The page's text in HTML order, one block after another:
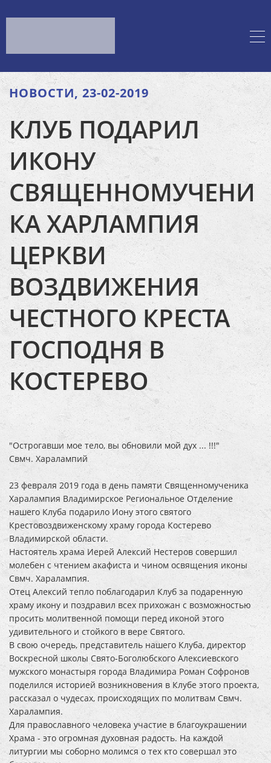
НОВОСТИ, 23-02-2019
КЛУБ ПОДАРИЛ
ИКОНУ
СВЯЩЕННОМУЧЕНИ
КА ХАРЛАМПИЯ
ЦЕРКВИ
ВОЗДВИЖЕНИЯ
ЧЕСТНОГО КРЕСТА
ГОСПОДНЯ В
КОСТЕРЕВО
"Острогавши мое тело, вы обновили мой дух ... !!!"
Свмч. Харалампий
23 февраля 2019 года в день памяти Священномученика
Харалампия Владимирское Региональное Отделение
нашего Клуба подарило Иону этого святого
Крестовоздвиженскому храму города Костерево
Владимирской области.
Настоятель храма Иерей Алексий Нестеров совершил
молебен с чтением акафиста и чином освящения иконы
Свмч. Харалампия.
Отец Алексий тепло поблагодарил Клуб за подаренную
храму икону и поздравил всех прихожан с возможностью
просить молитвенной помощи перед иконой этого
удивительного и стойкого в вере Святого.
В свою очередь, представитель нашего Клуба, директор
Воскресной школы Свято-Боголюбского Алексиевского
мужского монастыря города Владимира Роман Софронов
поделился историей возникновения в Клубе этого проекта,
рассказал о чудесах, происходящих по молитвам Свмч.
Харалампия.
Для православного человека участие в благоукрашении
Храма - это огромная духовная радость. На каждой
литургии мы соборно молимся о тех кто совершал это